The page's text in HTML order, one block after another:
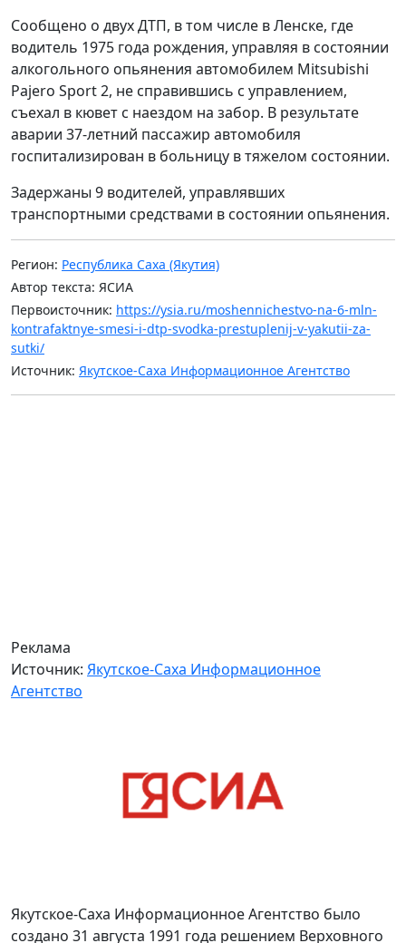
Сообщено о двух ДТП, в том числе в Ленске, где
водитель 1975 года рождения, управляя в состоянии
алкогольного опьянения автомобилем Mitsubishi
Pajero Sport 2, не справившись с управлением,
съехал в кювет с наездом на забор. В результате
аварии 37-летний пассажир автомобиля
госпитализирован в больницу в тяжелом состоянии.
Задержаны 9 водителей, управлявших
транспортными средствами в состоянии опьянения.
Регион: Республика Саха (Якутия)
Автор текста: ЯСИА
Первоисточник: https://ysia.ru/moshennichestvo-na-6-mln-
kontrafaktnye-smesi-i-dtp-svodka-prestuplenij-v-yakutii-za-
sutki/
Источник: Якутское-Саха Информационное Агентство
Реклама
Источник: Якутское-Саха Информационное
Агентство
Якутское-Саха Информационное Агентство было
создано 31 августа 1991 года решением Верховного